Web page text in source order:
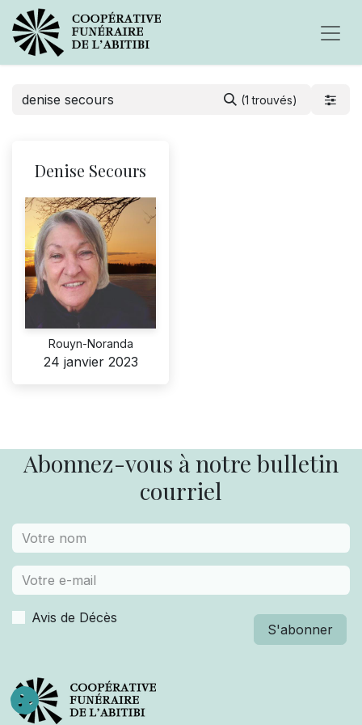
(1 trouvés)
Denise Secours
Rouyn-Noranda
24 janvier 2023
Abonnez-vous à notre bulletin
courriel
Avis de Décès
S'abonner